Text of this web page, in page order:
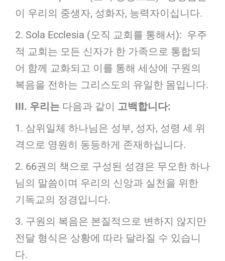
이 우리의 중생자, 성화자, 능력자이십니다.
2. Sola Ecclesia (오직 교회를 통해서): 우주
적 교회는 모든 신자가 한 가족으로 통합되
어 함께 교화되고 이를 통해 세상에 구원의
복음을 전하는 그리스도의 유일한 몸입니다.
III. 우리는 다음과 같이 고백합니다:
1. 삼위일체 하나님은 성부, 성자, 성령 세 위
격으로 영원히 동등하게 존재하십니다.
2. 66권의 책으로 구성된 성경은 무오한 하나
님의 말씀이며 우리의 신앙과 실천을 위한
기독교의 정경입니다.
3. 구원의 복음은 본질적으로 변하지 않지만
전달 형식은 상황에 따라 달라질 수 있습니
다.